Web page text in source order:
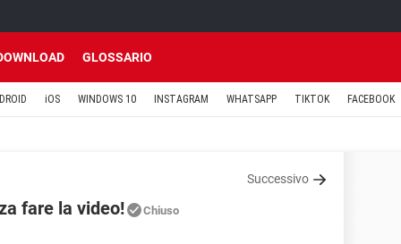
GLOSSARIO
iOS WINDOWS 10 INSTAGRAM WHATSAPP TIKTOK FACEBOOK
Successivo
fare la video! Chiuso